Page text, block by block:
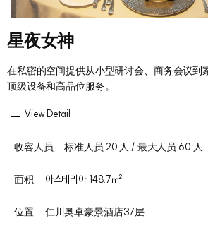
星夜女神
在私密的空间提供从小型研讨会、商务会议到
顶级设备和高品位服务。
View Detail
收容人员 标准人员 20 人 / 最大人员 60 人
面积 아스테리아 148.7㎡
位置 仁川奥卓豪景酒店37层